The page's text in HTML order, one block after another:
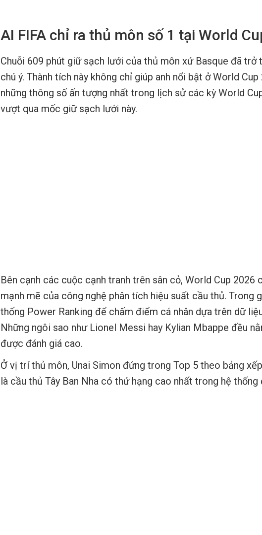
AI FIFA chỉ ra thủ môn số 1 tại World
Chuỗi 609 phút giữ sạch lưới của thủ môn xứ Basque đã trở
chú ý. Thành tích này không chỉ giúp anh nổi bật ở World
những thông số ấn tượng nhất trong lịch sử các kỳ World
vượt qua mốc giữ sạch lưới này.
Bên cạnh các cuộc cạnh tranh trên sân cỏ, World Cup 2026
mạnh mẽ của công nghệ phân tích hiệu suất cầu thủ. Trong
thống Power Ranking để chấm điểm cá nhân dựa trên dữ
Những ngôi sao như Lionel Messi hay Kylian Mbappe đều
được đánh giá cao.
Ở vị trí thủ môn, Unai Simon đứng trong Top 5 theo bảng
là cầu thủ Tây Ban Nha có thứ hạng cao nhất trong hệ thống